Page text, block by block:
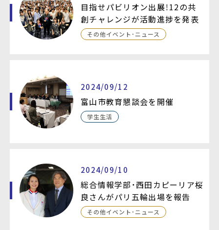
目指せパビリオン出展！12の共
創チャレンジが活動進捗を発表
その他イベント・ニュース
2024/09/12
富山市教育懇談会を開催
学生生活
2024/09/10
総合情報学部・西田カピーリア桜
良さんがパリ五輪出場を報告
その他イベント・ニュース